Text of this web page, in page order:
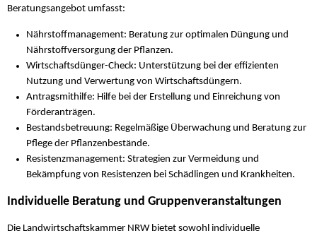
Beratungsangebot umfasst:
Nährstoffmanagement: Beratung zur optimalen Düngung und
Nährstoffversorgung der Pflanzen.
Wirtschaftsdünger-Check: Unterstützung bei der effizienten
Nutzung und Verwertung von Wirtschaftsdüngern.
Antragsmithilfe: Hilfe bei der Erstellung und Einreichung von
Förderanträgen.
Bestandsbetreuung: Regelmäßige Überwachung und Beratung zur
Pflege der Pflanzenbestände.
Resistenzmanagement: Strategien zur Vermeidung und
Bekämpfung von Resistenzen bei Schädlingen und Krankheiten.
Individuelle Beratung und Gruppenveranstaltungen
Die Landwirtschaftskammer NRW bietet sowohl individuelle